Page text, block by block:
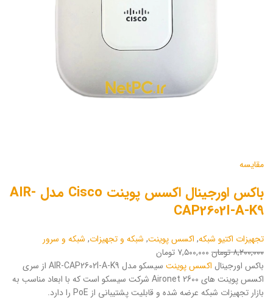
مقایسه
باکس اورجینال اکسس پوینت Cisco مدل AIR-
CAP2602I-A-K9
تجهیزات اکتیو شبکه, اکسس پوینت, شبکه و تجهیزات, شبکه و سرور
۸,۲۰۰,۰۰۰ تومان
۷,۵۰۰,۰۰۰ تومان
باکس اورجینال اکسس پوینت
سیسکو مدل AIR-CAP2602I-A-K9 از سری
اکسس پوینت های Aironet 2600 شرکت سیسکو است که با ابعاد مناسب به
بازار تجهیزات شبکه عرضه شده و قابلیت پشتیبانی از PoE را دارد.